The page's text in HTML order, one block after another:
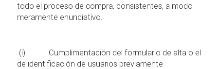
todo el proceso de compra, consistentes, a modo
meramente enunciativo.
(i) Cumplimentación del formulario de alta o el
de identificación de usuarios previamente